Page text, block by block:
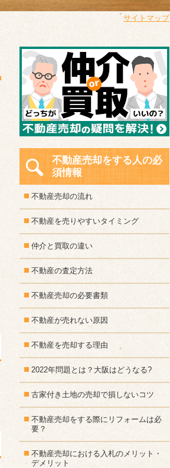
サイトマップ
不動産売却をする人の必
須情報
不動産売却の流れ
不動産を売りやすいタイミング
仲介と買取の違い
不動産の査定方法
不動産売却の必要書類
不動産が売れない原因
不動産を売却する理由
2022年問題とは？大阪はどうなる?
古家付き土地の売却で損しないコツ
不動産売却をする際にリフォームは必
要？
不動産売却における入札のメリット・
デメリット